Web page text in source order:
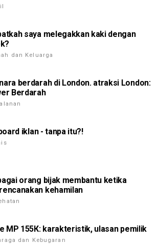
saya melegakkan kaki dengan
dan Keluarga
berdarah di London. atraksi London:
Berdarah
iklan - tanpa itu?!
orang bijak membantu ketika
kehamilan
МР 155К: karakteristik, ulasan pemilik
dan Kebugaran